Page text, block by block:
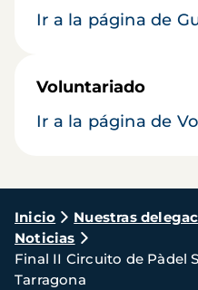
Ir a la página de
Voluntariado
Ir a la página de
Ruta
de
navegación
Inicio Nuestras
Noticias
Final II Circuito de Pàdel
Tarragona